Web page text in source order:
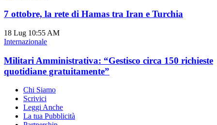
7 ottobre, la rete di Hamas tra Iran e Turchia
18 Lug 10:55 AM
Internazionale
Militari Amministrativa: “Gestisco circa 150 richieste
quotidiane gratuitamente”
Chi Siamo
Scrivici
Leggi Anche
La tua Pubblicità